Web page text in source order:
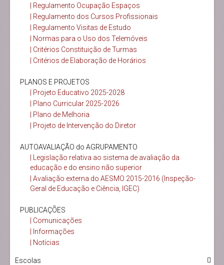
| Regulamento Ocupação Espaços
| Regulamento dos Cursos Profissionais
| Regulamento Visitas de Estudo
| Normas para o Uso dos Telemóveis
| Critérios Constituição de Turmas
| Critérios de Elaboração de Horários
PLANOS E PROJETOS
| Projeto Educativo 2025-2028
| Plano Curricular 2025-2026
| Plano de Melhoria
| Projeto de Intervenção do Diretor
AUTOAVALIAÇÃO do AGRUPAMENTO
| Legislação relativa ao sistema de avaliação da
educação e do ensino não superior
| Avaliação externa do AESMO 2015-2016 (Inspeção-
Geral de Educação e Ciência, IGEC)
PUBLICAÇÕES
| Comunicações
| Informações
| Notícias
Escolas